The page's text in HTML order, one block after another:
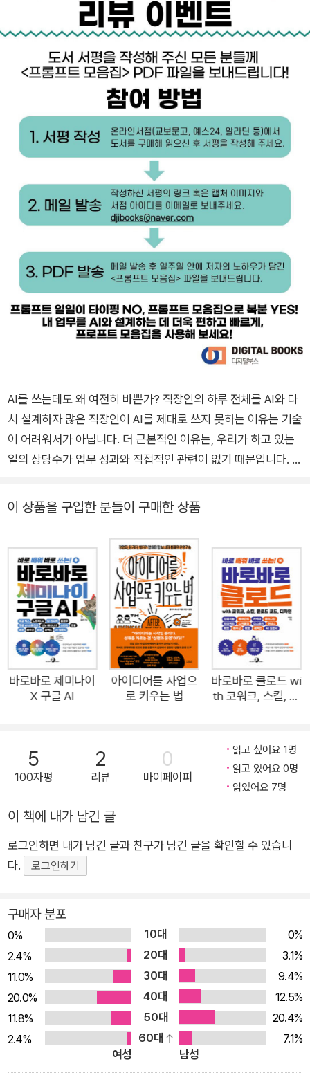
AI를 쓰는데도 왜 여전히 바쁜가? 직장인의 하루 전체를 AI와 다
시 설계하자 많은 직장인이 AI를 제대로 쓰지 못하는 이유는 기술
이 어려워서가 아닙니다. 더 근본적인 이유는, 우리가 하고 있는
일의 상당수가 업무 성과와 직접적인 관련이 없기 때문입니다. 보
다. 이런 일들은 인간이 해도 의미가 없고, AI에게 맡겨도 달라지
율을 빠르게 증폭시킵니다. - 프롤로그 중에서 이 책은 단순히 ‘프
롬프트를 이렇게 쓰세요’라고 알려주는 매뉴얼이 아닙니다. 직장
인이 매일 마주하는 업무 ‘구조’ 자체를 재설계하는 방식을 제안
합니다. 기획, 조사, 디자인부터 문서 작성까지 직장인의 하루 흐
름을 그대로 따라가며, 그 안에 AI를 어떻게 배치해야 하는지를
안내합니다. 단순 반복과 정보 검색은 AI에게 과감히 넘기고, 사
람은 ‘판단’과 ‘책임’이라는 고유의 핵심 업무에 집중해야 합니다.
남들과 똑같은 AI를 쓰면서도 압도적인 성과와 여유를 동시에 원
하는 직장인이라면, 이 책이 가장 완벽한 시작점이 되어줄 것입니
을지 판별하는 기준을 세웁니다. • 기획(아이디어 도출): 무에서
유를 창조하는 고통에서 벗어나 AI와 대화하며 사고를 확장하고
통해 원하는 정보를 얻고, 방대한 PDF와 논문을 다 읽지 않고도
핵심 맥락을 파악하는 ‘좋은 질문(프롬프트)의 구조’를 배웁니다.
• 문서와 보고서: 문서를 읽는 사람의 마음을 움직이는 문서 구조
를 배우고, 대상에 맞춰 형태를 바꾸는 기술을 익힙니다. • 디자
직관적인 이미지로 변환하고 효율적으로 편집하는 워크플로를
익힙니다. • 영상 제작: 영상의 목적을 명확히 하는 기획부터 대
본, 편집까지 하나의 흐름으로 묶어 병목 현상을 해결합니다. •
업무 자동화: 내 시간을 갉아먹는 반복 루틴을 찾아내고, 클릭 한
번으로 나를 대신에 스스로 일하는 ‘나만의 시스템’을 구축합니
다. • 바이브 코딩: 개발자가 아니어도 좋습니다. 아이디어만으로
내 업무 환경을 바꿀 맞춤형 앱을 실전에서 구현해 봅니다. <읽
고 나면 달라지는 5가지> • AI를 쓰면서도 여전히 바빴던 근본
이 상품을 구입한 분들이 구매한 상품
바로바로 제미나이
X 구글 AI
아이디어를 사업으
로 키우는 법
바로바로 클로드 wi
th 코워크, 스킬, 클
5
100자평
2
리뷰
0
마이페이퍼
읽고 싶어요 1명
읽고 있어요 0명
읽었어요 7명
이 책에 내가 남긴 글
로그인하면 내가 남긴 글과 친구가 남긴 글을 확인할 수 있습니
다.
로그인하기
구매자 분포
0% 10대
0%
2.4%
20대
3.1%
11.0%
30대
9.4%
20.0%
40대
12.5%
11.8%
50대
20.4%
2.4%
60대
7.1%
여성
남성